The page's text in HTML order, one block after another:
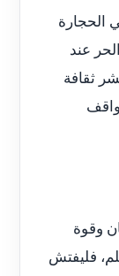
الحجارة
عند
ثقافة
وقوة
فليفتش